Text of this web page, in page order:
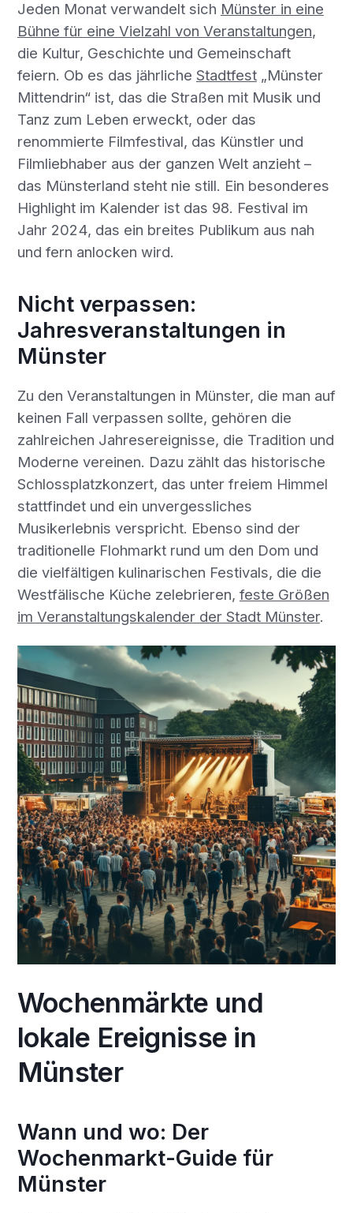
Jeden Monat verwandelt sich Münster in eine
Bühne für eine Vielzahl von Veranstaltungen,
die Kultur, Geschichte und Gemeinschaft
feiern. Ob es das jährliche Stadtfest„Münster
Mittendrin“ ist, das die Straßen mit Musik und
Tanz zum Leben erweckt, oder das
renommierte Filmfestival, das Künstler und
Filmliebhaber aus der ganzen Welt anzieht –
das Münsterland steht nie still. Ein besonderes
Highlight im Kalender ist das 98. Festival im
Jahr 2024, das ein breites Publikum aus nah
und fern anlocken wird.
Nicht verpassen:
Jahresveranstaltungen in
Münster
Zu den Veranstaltungen in Münster, die man auf
keinen Fall verpassen sollte, gehören die
zahlreichen Jahresereignisse, die Tradition und
Moderne vereinen. Dazu zählt das historische
Schlossplatzkonzert, das unter freiem Himmel
stattfindet und ein unvergessliches
Musikerlebnis verspricht. Ebenso sind der
traditionelle Flohmarkt rund um den Dom und
die vielfältigen kulinarischen Festivals, die die
Westfälische Küche zelebrieren, feste Größen
im Veranstaltungskalender der Stadt Münster.
Wochenmärkte und
lokale Ereignisse in
Münster
Wann und wo: Der
Wochenmarkt-Guide für
Münster